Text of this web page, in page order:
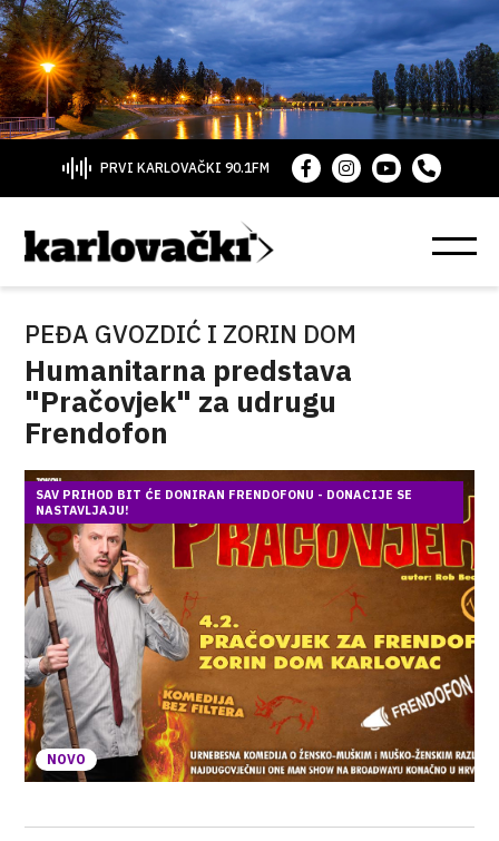
PRVI KARLOVAČKI 90.1FM
PEĐA GVOZDIĆ I ZORIN DOM
Humanitarna predstava
"Pračovjek" za udrugu
Frendofon
NOVO
SAV PRIHOD BIT ĆE DONIRAN FRENDOFONU - DONACIJE SE
NASTAVLJAJU!